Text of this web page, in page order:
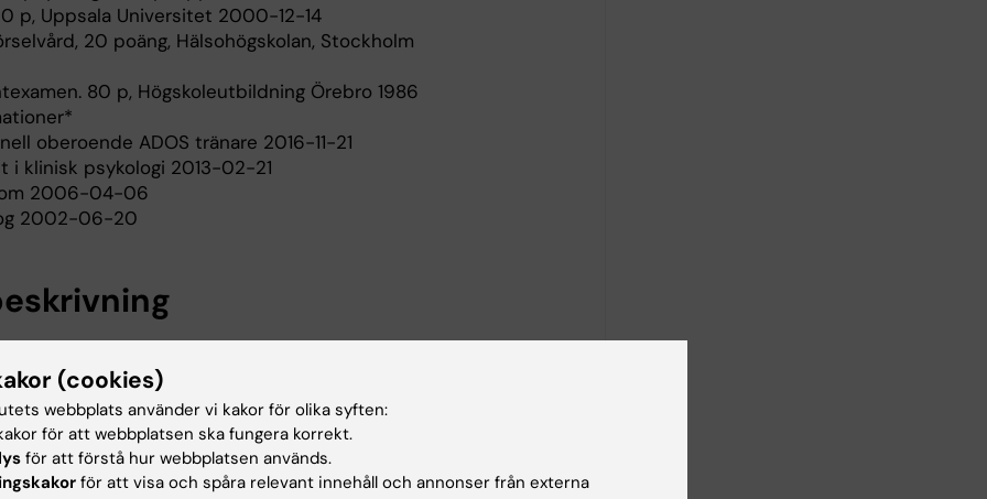
p, Uppsala Universitet 2000-12-14
20 poäng, Hälsohögskolan, Stockholm
80 p, Högskoleutbildning Örebro 1986
oberoende ADOS tränare 2016-11-21
i klinisk psykologi 2013-02-21
2006-04-06
2002-06-20
en del av Janina Neufelds forskargrupp där jag
hos vuxna autistiska personer. I projektet är
psykologisk test och bedömningsmetoder.
även att beskriva autism ur ett
(cookies)
webbplats använder vi kakor för olika syften:
för att webbplatsen ska fungera korrekt.
för att förstå hur webbplatsen används.
för att visa och spåra relevant innehåll och annonser från externa